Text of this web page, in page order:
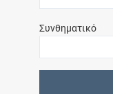
Συνθηματικό